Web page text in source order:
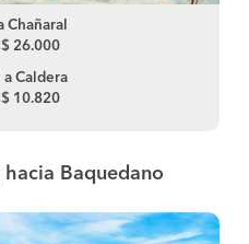
Chañaral
$ 26.000
a Caldera
$ 10.820
hacia Baquedano